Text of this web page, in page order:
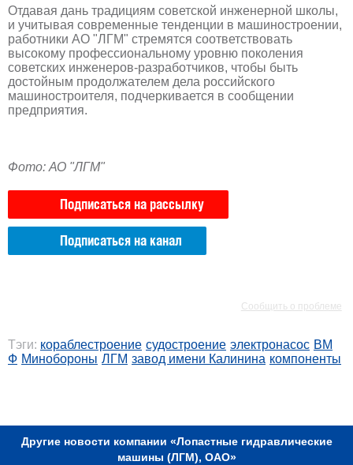
Отдавая дань традициям советской инженерной школы,
и учитывая современные тенденции в машиностроении,
работники АО "ЛГМ" стремятся соответствовать
высокому профессиональному уровню поколения
советских инженеров-разработчиков, чтобы быть
достойным продолжателем дела российского
машиностроителя, подчеркивается в сообщении
предприятия.
Фото: АО "ЛГМ"
Подписаться на рассылку
Подписаться на канал
Сообщить о проблеме
Тэги: кораблестроение судостроение электронасос ВМ
Ф Минобороны ЛГМ завод имени Калинина компоненты
Другие новости компании «Лопастные гидравлические
машины (ЛГМ), ОАО»